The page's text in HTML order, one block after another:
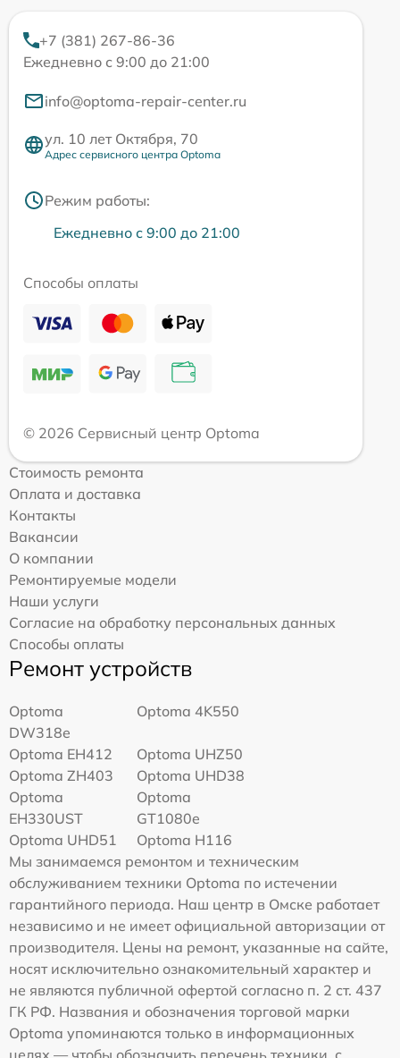
+7 (381) 267-86-36
Ежедневно с 9:00 до 21:00
info@optoma-repair-center.ru
ул. 10 лет Октября, 70
Адрес сервисного центра Optoma
Режим работы:
Ежедневно с 9:00 до 21:00
Способы оплаты
© 2026 Сервисный центр Optoma
Стоимость ремонта
Оплата и доставка
Контакты
Вакансии
О компании
Ремонтируемые модели
Наши услуги
Согласие на обработку персональных данных
Способы оплаты
Ремонт устройств
Optoma
DW318e
Optoma 4K550
Optoma EH412
Optoma UHZ50
Optoma ZH403
Optoma UHD38
Optoma
EH330UST
Optoma
GT1080e
Optoma UHD51
Optoma H116
Мы занимаемся ремонтом и техническим
обслуживанием техники Optoma по истечении
гарантийного периода. Наш центр в Омске работает
независимо и не имеет официальной авторизации от
производителя. Цены на ремонт, указанные на сайте,
носят исключительно ознакомительный характер и
не являются публичной офертой согласно п. 2 ст. 437
ГК РФ. Названия и обозначения торговой марки
Optoma упоминаются только в информационных
целях — чтобы обозначить перечень техники, с